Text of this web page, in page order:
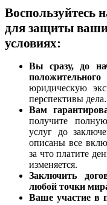
для защиты
условиях:
Вы сразу, до
юридическую
перспективы дела.
Вам
получите
услуг до
описаны все
за что платите
изменяется.
Заключить
любой точки
Ваше участие в